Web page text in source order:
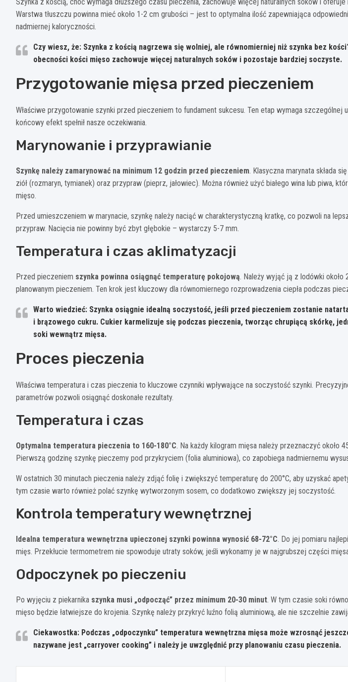
Warstwa tłuszczu powinna mieć około 1-2 cm grubości – jest to optymalna ilość zapewniająca
nadmiernej kaloryczności.
Czy wiesz, że: Szynka z kością nagrzewa się wolniej, ale równomierniej niż szynka bez
obecności kości mięso zachowuje więcej naturalnych soków i pozostaje bardziej soczyste.
Przygotowanie mięsa przed pieczeniem
Właściwe przygotowanie szynki przed pieczeniem to fundament sukcesu. Ten etap wymaga szczególnej
końcowy efekt spełnił nasze oczekiwania.
Marynowanie i przyprawianie
Szynkę należy zamarynować na minimum 12 godzin przed pieczeniem. Klasyczna marynata składa
ziół (rozmaryn, tymianek) oraz przypraw (pieprz, jałowiec). Można również użyć białego wina lub piwa,
mięso.
Przed umieszczeniem w marynacie, szynkę należy naciąć w charakterystyczną kratkę, co pozwoli na
przypraw. Nacięcia nie powinny być zbyt głębokie – wystarczy 5-7 mm.
Temperatura i czas aklimatyzacji
Przed pieczeniem szynka powinna osiągnąć temperaturę pokojową. Należy wyjąć ją z lodówki około
planowanym pieczeniem. Ten krok jest kluczowy dla równomiernego rozprowadzenia ciepła podczas
Warto wiedzieć: Szynka osiągnie idealną soczystość, jeśli przed pieczeniem zostanie
i brązowego cukru. Cukier karmelizuje się podczas pieczenia, tworząc chrupiącą skórkę,
soki wewnątrz mięsa.
Proces pieczenia
Właściwa temperatura i czas pieczenia to kluczowe czynniki wpływające na soczystość szynki.
parametrów pozwoli osiągnąć doskonałe rezultaty.
Temperatura i czas
Optymalna temperatura pieczenia to 160-180°C. Na każdy kilogram mięsa należy przeznaczyć około
Pierwszą godzinę szynkę pieczemy pod przykryciem (folia aluminiowa), co zapobiega nadmiernemu
W ostatnich 30 minutach pieczenia należy zdjąć folię i zwiększyć temperaturę do 200°C, aby uzyskać
tym czasie warto również polać szynkę wytworzonym sosem, co dodatkowo zwiększy jej soczystość.
Kontrola temperatury wewnętrznej
Idealna temperatura wewnętrzna upieczonej szynki powinna wynosić 68-72°C. Do jej pomiaru
mięs. Przekłucie termometrem nie spowoduje utraty soków, jeśli wykonamy je w najgrubszej części
Odpoczynek po pieczeniu
Po wyjęciu z piekarnika szynka musi „odpocząć” przez minimum 20-30 minut. W tym czasie soki
mięso będzie łatwiejsze do krojenia. Szynkę należy przykryć luźno folią aluminiową, ale nie szczelnie
Ciekawostka: Podczas „odpoczynku” temperatura wewnętrzna mięsa może wzrosnąć
nazywane jest „carryover cooking” i należy je uwzględnić przy planowaniu czasu pieczenia.